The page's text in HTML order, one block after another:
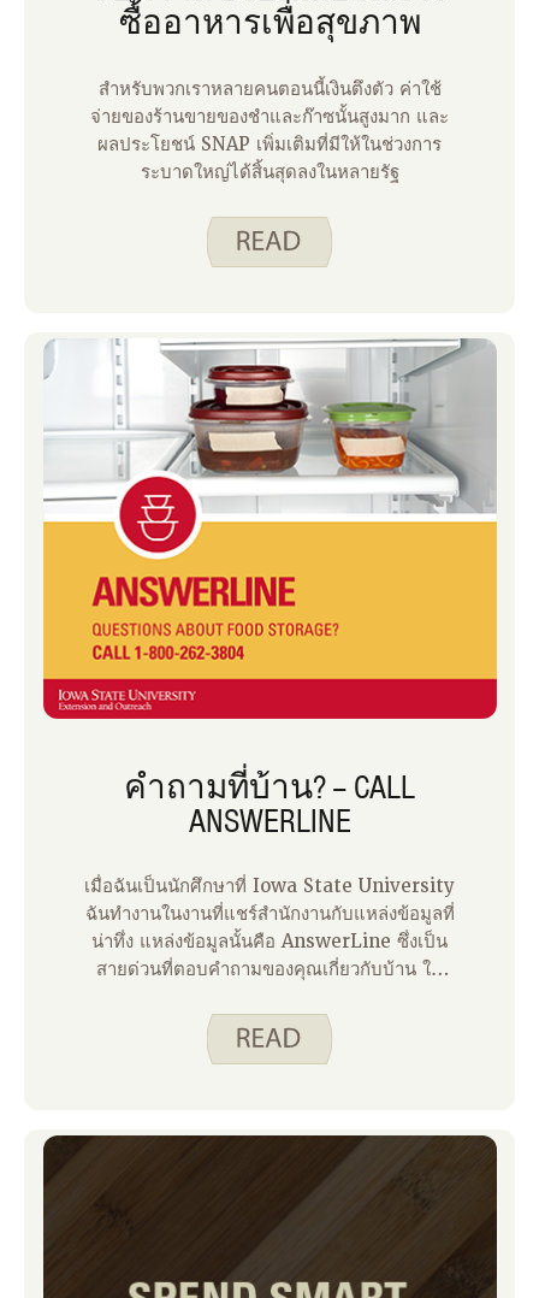
ซื้ออาหารเพื่อสุขภาพ
สําหรับพวกเราหลายคนตอนนี้เงินตึงตัว ค่าใช้
จ่ายของร้านขายของชําและก๊าซนั้นสูงมาก และ
ผลประโยชน์ SNAP เพิ่มเติมที่มีให้ในช่วงการ
ระบาดใหญ่ได้สิ้นสุดลงในหลายรัฐ
คําถามที่บ้าน? – CALL
ANSWERLINE
เมื่อฉันเป็นนักศึกษาที่ Iowa State University
ฉันทํางานในงานที่แชร์สํานักงานกับแหล่งข้อมูลที่
น่าทึ่ง แหล่งข้อมูลนั้นคือ AnswerLine ซึ่งเป็น
สายด่วนที่ตอบคําถามของคุณเกี่ยวกับบ้าน ใน
AnswerLine ให้คําแนะนําเกี่ยวกับความ
ปลอดภัยของอาหารการถนอมอาหารและการทํา
การงานของฉัน AnswerLine คอยช่วยเหลือฉัน
เมื่อฉันมีคําถามยากๆ เกี่ยวกับอาหารและ
โภชนาการ ในฐานะแม่ฉันพึ่งพา AnswerLine
สําหรับเคล็ดลับในการขจัดคราบสกปรกออกจาก
ผ้า หากคุณไม่สามารถบอกได้ฉันรัก
AnswerLine และฉันต้องการแบ่งปันแหล่ง